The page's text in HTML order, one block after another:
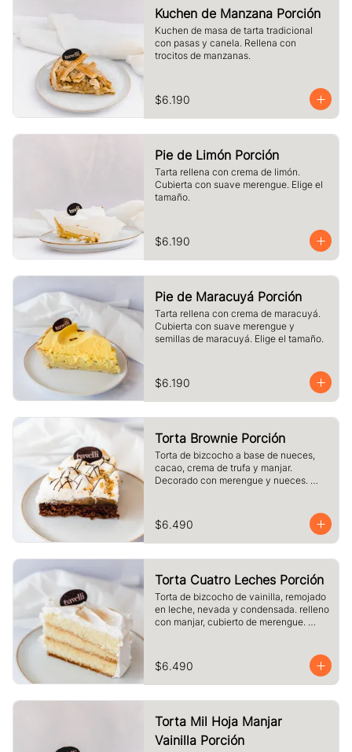
Kuchen de Manzana Porción
Kuchen de masa de tarta tradicional
con pasas y canela. Rellena con
trocitos de manzanas.
$6.190
Pie de Limón Porción
Tarta rellena con crema de limón.
Cubierta con suave merengue. Elige el
tamaño.
$6.190
Pie de Maracuyá Porción
Tarta rellena con crema de maracuyá.
Cubierta con suave merengue y
semillas de maracuyá. Elige el tamaño.
$6.190
Torta Brownie Porción
Torta de bizcocho a base de nueces,
cacao, crema de trufa y manjar.
Decorado con merengue y nueces.
$6.490
Torta Cuatro Leches Porción
Torta de bizcocho de vainilla, remojado
en leche, nevada y condensada. relleno
con manjar, cubierto de merengue.
$6.490
Torta Mil Hoja Manjar
Vainilla Porción